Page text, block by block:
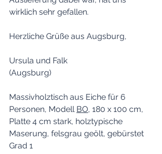
wirklich sehr gefallen.
Herzliche Grüße aus Augsburg,
Ursula und Falk
(Augsburg)
Massivholztisch aus Eiche für 6
Personen, Modell BO, 180 x 100 cm,
Platte 4 cm stark, holztypische
Maserung, felsgrau geölt, gebürstet
Grad 1